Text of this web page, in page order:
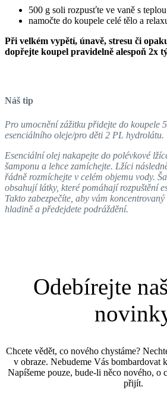
500 g soli rozpusťte ve vaně s
namočte do koupele celé tělo a
Při velkém vypětí, únavě, stresu či
dopřejte koupel pravidelně alespoň 2x
Náš tip
Pro umocnění zážitku přidejte do koupele
esenciálního oleje/pro děti 2 PL hydrolátu.
Esenciální olej nakapejte do polévkové
šamponu a lehce zamíchejte. Lžíci
řádně rozmíchejte v celém objemu vody.
obsahují látky, které pomáhají rozpuštění
Takto zabezpečíte, aby vám
hladině a předejdete podráždění.
Odebírejte
Chcete vědět, co nového chystáme?
v obraze. Nebudeme Vás bombardovat
Napíšeme pouze, bude-li něco nového, o
přijít.